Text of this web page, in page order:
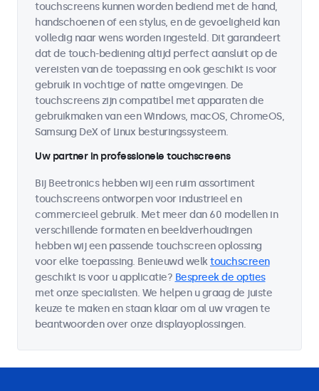
touchscreens kunnen worden bediend met de hand,
handschoenen of een stylus, en de gevoeligheid kan
volledig naar wens worden ingesteld. Dit garandeert
dat de touch-bediening altijd perfect aansluit op de
vereisten van de toepassing en ook geschikt is voor
gebruik in vochtige of natte omgevingen. De
touchscreens zijn compatibel met apparaten die
gebruikmaken van een Windows, macOS, ChromeOS,
Samsung DeX of Linux besturingssysteem.
Uw partner in professionele touchscreens
Bij Beetronics hebben wij een ruim assortiment
touchscreens ontworpen voor industrieel en
commercieel gebruik. Met meer dan 60 modellen in
verschillende formaten en beeldverhoudingen
hebben wij een passende touchscreen oplossing
voor elke toepassing. Benieuwd welktouchscreen
geschikt is voor u applicatie? Bespreek de opties
met onze specialisten. We helpen u graag de juiste
keuze te maken en staan klaar om al uw vragen te
beantwoorden over onze displayoplossingen.